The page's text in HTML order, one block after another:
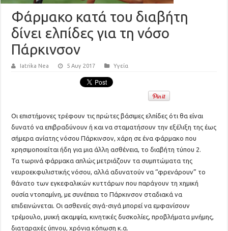
Φάρμακο κατά του διαβήτη
δίνει ελπίδες για τη νόσο
Πάρκινσον
Iatrika Nea 5 Αυγ 2017 Υγεία
Οι επιστήμονες τρέφουν τις πρώτες βάσιμες ελπίδες ότι θα είναι
δυνατό να επιβραδύνουν ή και να σταματήσουν την εξέλιξη της έως
σήμερα ανίατης νόσου Πάρκινσον, χάρη σε ένα φάρμακο που
χρησιμοποιείται ήδη για μια άλλη ασθένεια, το διαβήτη τύπου 2.
Τα τωρινά φάρμακα απλώς μετριάζουν τα συμπτώματα της
νευροεκφυλιστικής νόσου, αλλά αδυνατούν να “φρενάρουν” το
θάνατο των εγκεφαλικών κυττάρων που παράγουν τη χημική
ουσία ντοπαμίνη, με συνέπεια το Πάρκινσον σταδιακά να
επιδεινώνεται. Οι ασθενείς σιγά-σιγά μπορεί να εμφανίσουν
τρέμουλο, μυική ακαμψία, κινητικές δυσκολίες, προβλήματα μνήμης,
διαταραχές ύπνου, χρόνια κόπωση κ.α.